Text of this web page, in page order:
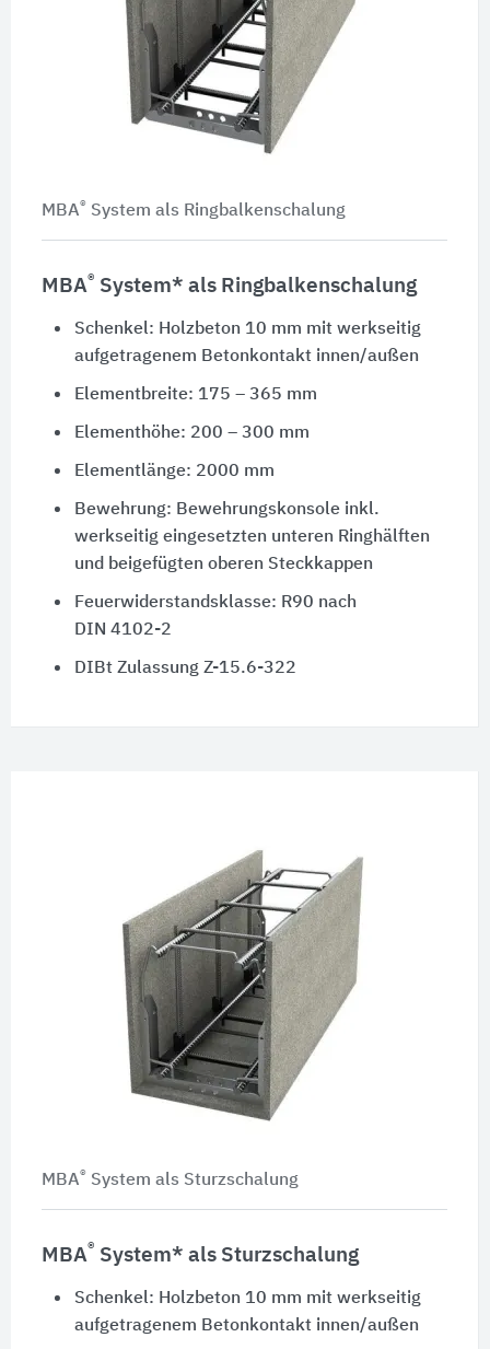
MBA® System als Ringbalkenschalung
MBA® System* als Ringbalkenschalung
Schenkel: Holzbeton 10 mm mit werkseitig
aufgetragenem Betonkontakt innen/außen
Elementbreite: 175 – 365 mm
Elementhöhe: 200 – 300 mm
Elementlänge: 2000 mm
Bewehrung: Bewehrungskonsole inkl.
werkseitig eingesetzten unteren Ringhälften
und beigefügten oberen Steckkappen
Feuerwiderstandsklasse: R90 nach
DIN 4102-2
DIBt Zulassung Z-15.6-322
MBA® System als Sturzschalung
MBA® System* als Sturzschalung
Schenkel: Holzbeton 10 mm mit werkseitig
aufgetragenem Betonkontakt innen/außen